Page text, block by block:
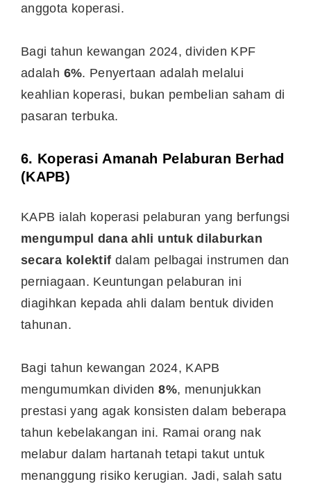
anggota koperasi.
Bagi tahun kewangan 2024, dividen KPF
adalah 6%. Penyertaan adalah melalui
keahlian koperasi, bukan pembelian saham di
pasaran terbuka.
6. Koperasi Amanah Pelaburan Berhad
(KAPB)
KAPB ialah koperasi pelaburan yang berfungsi
mengumpul dana ahli untuk dilaburkan
secara kolektif dalam pelbagai instrumen dan
perniagaan. Keuntungan pelaburan ini
diagihkan kepada ahli dalam bentuk dividen
tahunan.
Bagi tahun kewangan 2024, KAPB
mengumumkan dividen8%, menunjukkan
prestasi yang agak konsisten dalam beberapa
tahun kebelakangan ini. Ramai orang nak
melabur dalam hartanah tetapi takut untuk
menanggung risiko kerugian. Jadi, salah satu